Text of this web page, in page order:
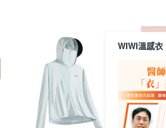
其他人也看了
WIWI溫感衣